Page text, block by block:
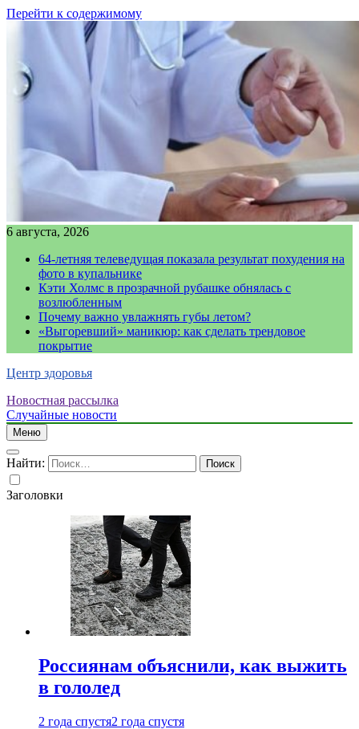
Перейти к содержимому
6 августа, 2026
64-летняя телеведущая показала результат похудения на
фото в купальнике
Кэти Холмс в прозрачной рубашке обнялась с
возлюбленным
Почему важно увлажнять губы летом?
«Выгоревший» маникюр: как сделать трендовое
покрытие
Центр здоровья
Новостная рассылка
Случайные новости
Меню
Найти:
Заголовки
Россиянам объяснили, как выжить
в гололед
2 года спустя2 года спустя